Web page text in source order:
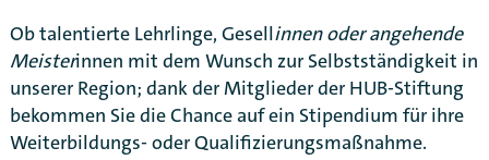
Ob talentierte Lehrlinge, Gesellinnen oder angehende
Meisterinnen mit dem Wunsch zur Selbstständigkeit in
unserer Region; dank der Mitglieder der HUB-Stiftung
bekommen Sie die Chance auf ein Stipendium für ihre
Weiterbildungs- oder Qualifizierungsmaßnahme.
Karte anzeigen